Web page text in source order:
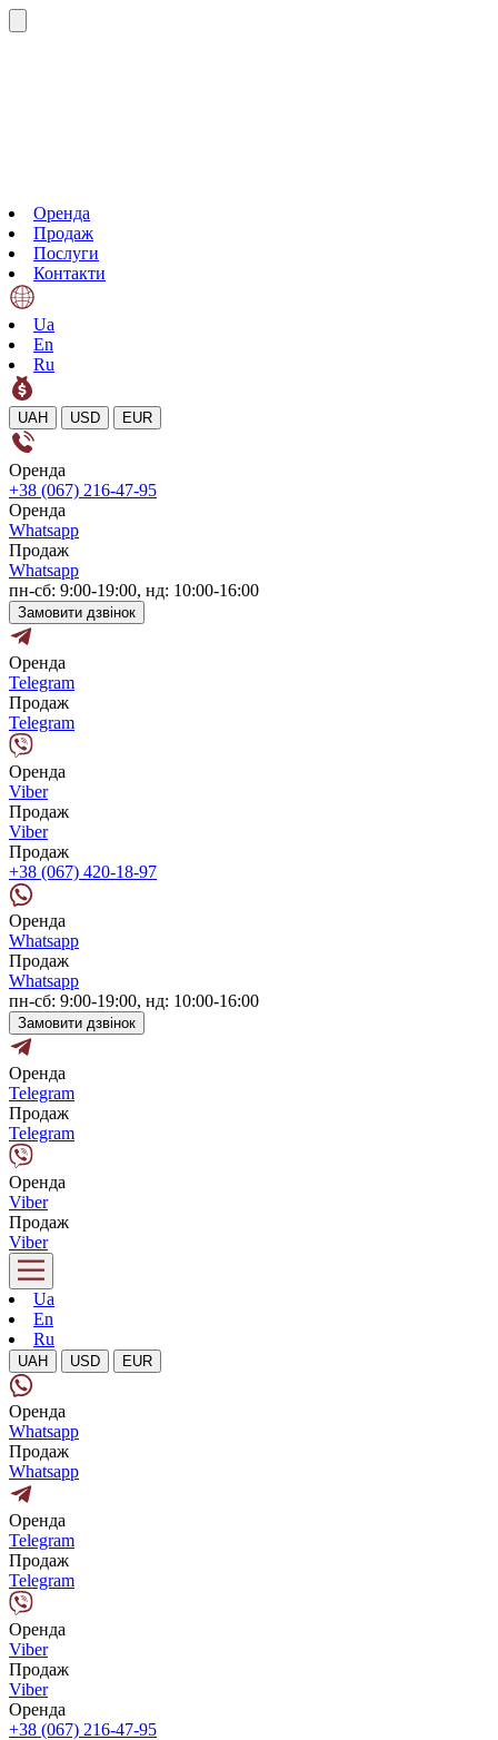
Оренда
Продаж
Послуги
Контакти
Ua
En
Ru
UAH USD EUR
Оренда
+38 (067) 216-47-95
Оренда
Whatsapp
Продаж
Whatsapp
пн-сб: 9:00-19:00, нд: 10:00-16:00
Замовити дзвінок
Оренда
Telegram
Продаж
Telegram
Оренда
Viber
Продаж
Viber
Продаж
+38 (067) 420-18-97
Оренда
Whatsapp
Продаж
Whatsapp
пн-сб: 9:00-19:00, нд: 10:00-16:00
Замовити дзвінок
Оренда
Telegram
Продаж
Telegram
Оренда
Viber
Продаж
Viber
Ua
En
Ru
UAH USD EUR
Оренда
Whatsapp
Продаж
Whatsapp
Оренда
Telegram
Продаж
Telegram
Оренда
Viber
Продаж
Viber
Оренда
+38 (067) 216-47-95